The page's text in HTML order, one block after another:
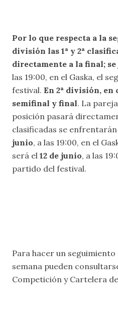
Por lo que respecta a la
división las 1ª y 2ª
directamente a la final; se
las 19:00, en el Gaska, el
festival. En 2ª división, en
semifinal y final. La
posición pasará
clasificadas se enfrentarán
junio, a las 19:00, en el
será el 12 de junio, a las
partido del festival.
Para hacer un
semana pueden
Competición y Cartelera